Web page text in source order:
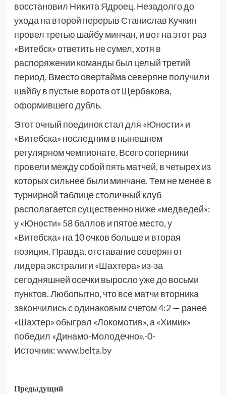
восстановил Никита Ядроец. Незадолго до
ухода на второй перерыв Станислав Кучкин
провел третью шайбу минчан, и вот на этот раз
«Витебск» ответить не сумел, хотя в
распоряжении команды был целый третий
период. Вместо овертайма северяне получили
шайбу в пустые ворота от Щербакова,
оформившего дубль.
Этот очный поединок стал для «Юности» и
«Витебска» последним в нынешнем
регулярном чемпионате. Всего соперники
провели между собой пять матчей, в четырех из
которых сильнее были минчане. Тем не менее в
турнирной таблице столичный клуб
располагается существенно ниже «медведей»:
у «Юности» 58 баллов и пятое место, у
«Витебска» на 10 очков больше и вторая
позиция. Правда, отставание северян от
лидера экстралиги «Шахтера» из-за
сегодняшней осечки выросло уже до восьми
пунктов. Любопытно, что все матчи вторника
закончились с одинаковым счетом 4:2 — ранее
«Шахтер» обыграл «Локомотив», а «Химик»
победил «Динамо-Молодечно».-0-
Источник:www.belta.by
Предыдущий